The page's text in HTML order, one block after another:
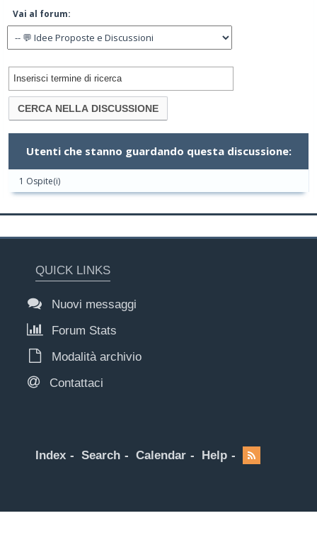
Vai al forum:
Utenti che stanno guardando questa discussione:
1 Ospite(i)
QUICK LINKS
Nuovi messaggi
Forum Stats
Modalità archivio
Contattaci
Index Search Calendar Help